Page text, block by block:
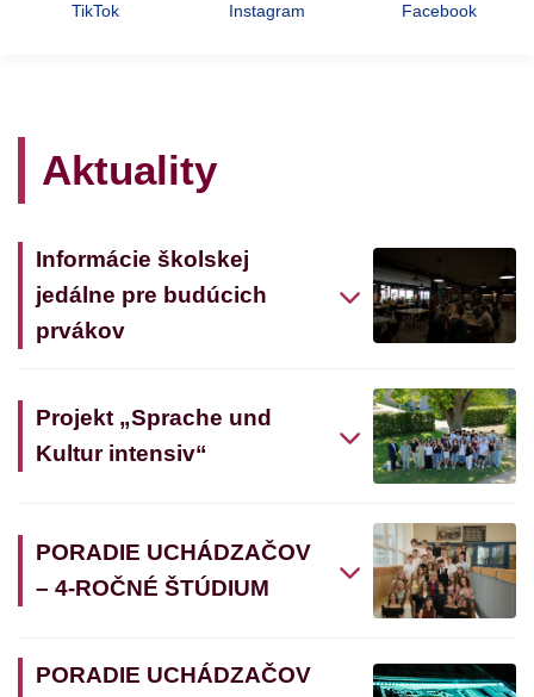
TikTok Instagram Facebook
Aktuality
Informácie školskej
jedálne pre budúcich
prvákov
Projekt „Sprache und
Kultur intensiv“
PORADIE UCHÁDZAČOV
– 4-ROČNÉ ŠTÚDIUM
PORADIE UCHÁDZAČOV